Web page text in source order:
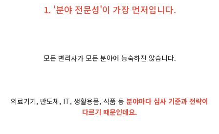
1. '분야 전문성'이 가장 먼저입니다.
모든 변리사가 모든 분야에 능숙하진 않습니다.
의료기기, 반도체, IT, 생활용품, 식품 등 분야마다 심사 기준과 전략이
다르기 때문인데요.